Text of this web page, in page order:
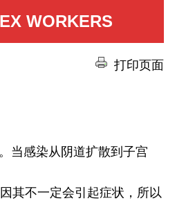
WORKERS
打印页面
。当感染从阴道扩散到子宫
其不一定会引起症状，所以